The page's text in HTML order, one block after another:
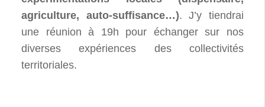
agriculture, auto-suffisance…). J’y tiendrai
une réunion à 19h pour échanger sur nos
diverses expériences des collectivités
territoriales.